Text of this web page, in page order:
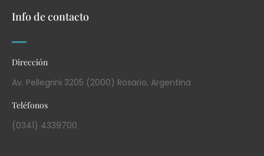
Info de contacto
Dirección
Av. Pellegrini 3205 (2000) Rosario, Argentina
Teléfonos
(0341) 4339700